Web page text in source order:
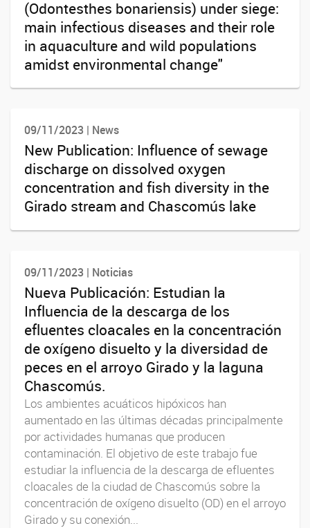
(Odontesthes bonariensis) under siege:
main infectious diseases and their role
in aquaculture and wild populations
amidst environmental change"
09/11/2023 | News
New Publication: Influence of sewage
discharge on dissolved oxygen
concentration and fish diversity in the
Girado stream and Chascomús lake
09/11/2023 | Noticias
Nueva Publicación: Estudian la
Influencia de la descarga de los
efluentes cloacales en la concentración
de oxígeno disuelto y la diversidad de
peces en el arroyo Girado y la laguna
Chascomús.
Los ambientes acuáticos hipóxicos han
aumentado en las últimas décadas principalmente
por actividades humanas que producen
contaminación. El objetivo de este trabajo fue
estudiar la influencia de la descarga de efluentes
cloacales de la ciudad de Chascomús sobre la
concentración de oxígeno disuelto (OD) en el arroyo
Girado y su conexión...